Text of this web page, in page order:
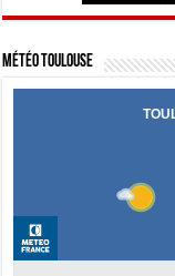
Météo Toulouse